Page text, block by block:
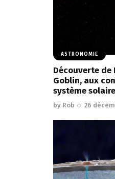
ASTRONOMIE
Découverte de
Goblin, aux
système solaire
by Rob 26